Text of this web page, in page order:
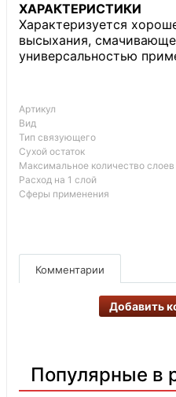
ХАРАКТЕРИСТИКИ
Характеризуется
высыхания,
универсальностью
Артикул
Вид
Тип связующего
Сухой остаток
Максимальное количество слоев
Расход на 1 слой
Сферы применения
Комментарии
Добавить
Популярные в